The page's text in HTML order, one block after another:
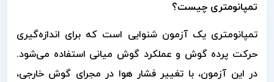
تمپانومتری چیست؟
تمپانومتری یک آزمون شنوایی است که برای اندازه‌گیری
حرکت پرده گوش و عملکرد گوش میانی استفاده می‌شود.
در این آزمون، با تغییر فشار هوا در مجرای گوش خارجی،